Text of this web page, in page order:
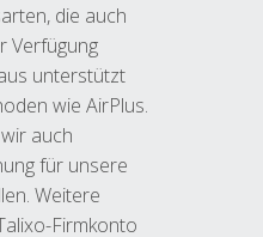
die auch
Verfügung
unterstützt
wie AirPlus.
auch
für unsere
Weitere
Firmkonto